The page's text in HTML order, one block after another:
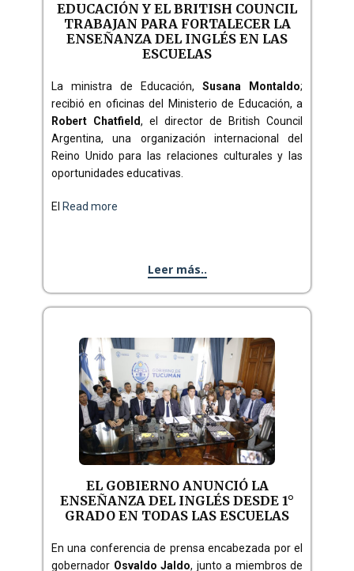
EDUCACIÓN Y EL BRITISH COUNCIL
TRABAJAN PARA FORTALECER LA
ENSEÑANZA DEL INGLÉS EN LAS
ESCUELAS
La ministra de Educación, Susana Montaldo;
recibió en oficinas del Ministerio de Educación, a
Robert Chatfield, el director de British Council
Argentina, una organización internacional del
Reino Unido para las relaciones culturales y las
oportunidades educativas.
El Read more
Leer más..
EL GOBIERNO ANUNCIÓ LA
ENSEÑANZA DEL INGLÉS DESDE 1°
GRADO EN TODAS LAS ESCUELAS
En una conferencia de prensa encabezada por el
gobernador Osvaldo Jaldo, junto a miembros de